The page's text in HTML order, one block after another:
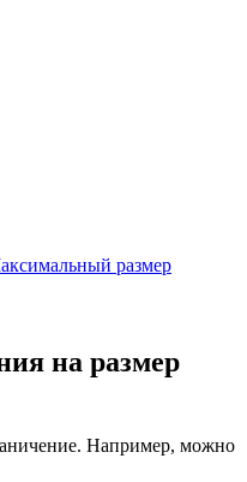
размер
на размер
Например, можно